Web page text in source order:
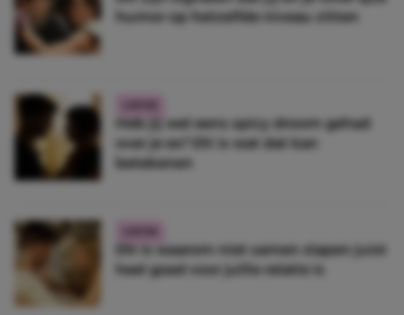
humor op hetzelfde niveau zitten
Heb jij wel eens spicy droom gehad
over je ex? Dit is wat dat kan
betekenen
Dit is waarom niet samen slapen juist
heel goed voor jullie relatie is